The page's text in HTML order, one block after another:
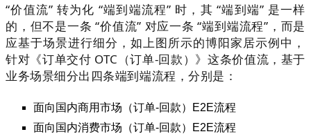
“价值流” 转为化 “端到端流程” 时，其 “端到端” 是一样
的，但不是一条 “价值流” 对应一条 “端到端流程”，而是
应基于场景进行细分，如上图所示的博阳家居示例中，
针对《订单交付 OTC （订单-回款）》这条价值流，基于
业务场景细分出四条端到端流程，分别是：
面向国内商用市场（订单-回款）E2E流程
面向国内消费市场（订单-回款）E2E流程